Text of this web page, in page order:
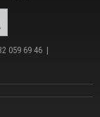
059 69 46 |